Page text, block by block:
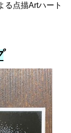
る点描Artハート